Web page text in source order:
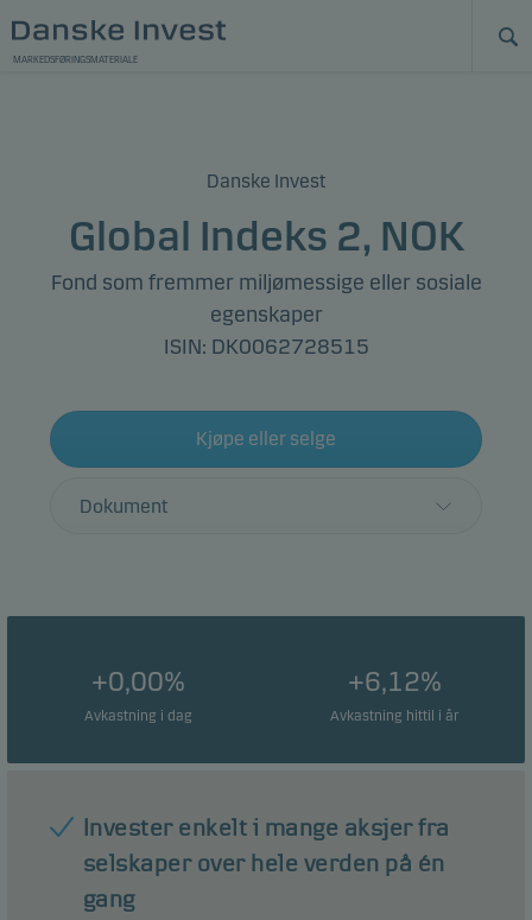
MARKEDSFØRINGSMATERIALE
Danske Invest
Global Indeks 2, NOK
Fond som fremmer miljømessige eller sosiale
egenskaper
ISIN: DK0062728515
Kjøpe eller selge
Dokument
+0,00%
Avkastning i dag
+6,12%
Avkastning hittil i år
Invester enkelt i mange aksjer fra
selskaper over hele verden på én
gang